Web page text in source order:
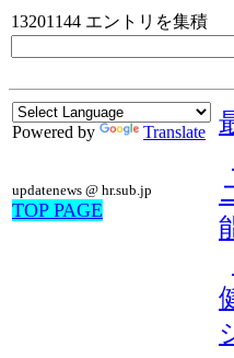
13201144 エントリを集積
Powered by Translate
updatenews @ hr.sub.jp
TOP PAGE